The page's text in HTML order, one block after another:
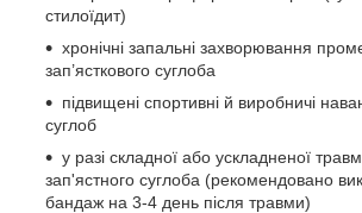
стилоїдит)
хронічні запальні захворювання
зап’ясткового суглоба
підвищені спортивні й виробничі
суглоб
у разі складної або ускладненої
зап'ястного суглоба (рекомендовано
бандаж на 3-4 день після травми)